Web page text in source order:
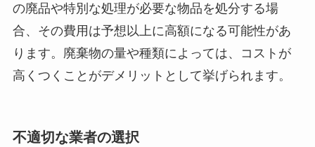
の廃品や特別な処理が必要な物品を処分する場
合、その費用は予想以上に高額になる可能性があ
ります。廃棄物の量や種類によっては、コストが
高くつくことがデメリットとして挙げられます。
不適切な業者の選択